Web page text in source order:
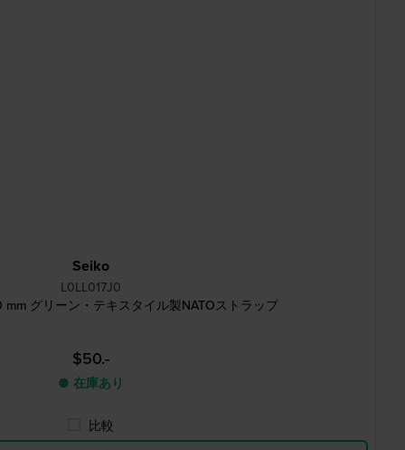
Seiko
L0LL017J0
mm グリーン・テキスタイル製NATOストラップ
$50.-
● 在庫あり
比較